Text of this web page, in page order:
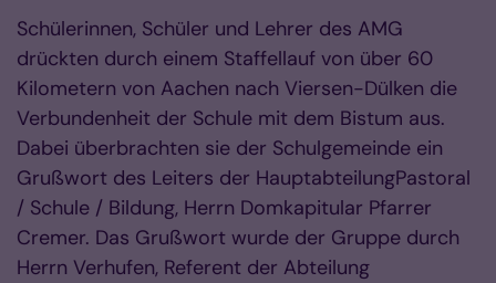
Schülerinnen, Schüler und Lehrer des AMG
drückten durch einem Staffellauf von über 60
Kilometern von Aachen nach Viersen-Dülken die
Verbundenheit der Schule mit dem Bistum aus.
Dabei überbrachten sie der Schulgemeinde ein
Grußwort des Leiters der HauptabteilungPastoral
/ Schule / Bildung, Herrn Domkapitular Pfarrer
Cremer. Das Grußwort wurde der Gruppe durch
Herrn Verhufen, Referent der Abteilung